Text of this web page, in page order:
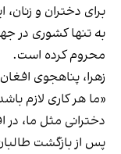
برای دختران و
به تنها کشوری در
محروم کرده است.
زهرا، پناهجوی
«ما هر کاری لازم
دخترانی مثل ما، در